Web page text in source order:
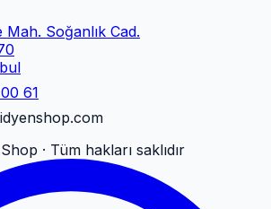
Mah. Soğanlık Cad.
61
· Tüm hakları saklıdır